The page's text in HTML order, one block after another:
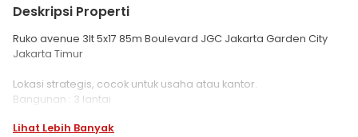
Deskripsi Properti
Ruko avenue 3lt 5x17 85m Boulevard JGC Jakarta Garden City
Jakarta Timur
Lokasi strategis, cocok untuk usaha atau kantor.
Bangunan : 3 lantai
Dimensi : 5x17
Lihat Lebih Banyak